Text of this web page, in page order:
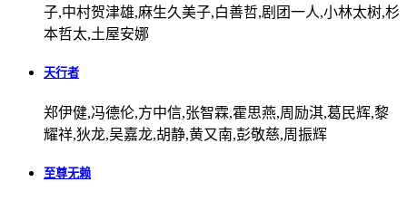
子,中村贺津雄,麻生久美子,白善哲,剧团一人,小林太树,杉
本哲太,土屋安娜
天行者
郑伊健,冯德伦,方中信,张智霖,霍思燕,周励淇,葛民辉,黎
耀祥,狄龙,吴嘉龙,胡静,黄又南,彭敬慈,周振辉
至尊无赖